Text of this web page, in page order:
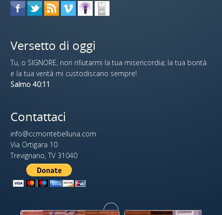
Versetto di oggi
Tu, o SIGNORE, non rifiutarmi la tua misericordia; la tua bontà
e la tua verità mi custodiscano sempre!
Salmo 40:11
Contattaci
info@ccmontebelluna.com
Via Ortigara 10
Trevignano, TV 31040